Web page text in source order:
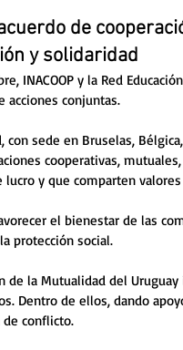
de
y solidaridad
INACOOP y la Red
acciones conjuntas.
con sede en Bruselas,
cooperativas,
lucro y que comparten
el bienestar de las
protección social.
de la Mutualidad del
Dentro de ellos, dando
de conflicto.